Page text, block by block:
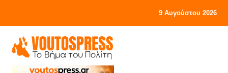
9 Αυγούστου 2026